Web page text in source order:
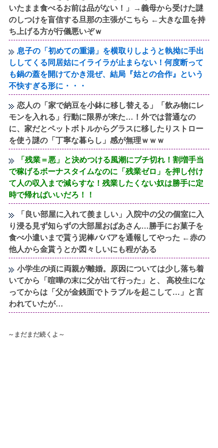
いたまま食べるお前は品がない！」→義母から受けた謎
のしつけを盲信する旦那の主張がこちら ←大きな皿を持
ち上げる方が行儀悪いぞｗ
息子の「初めての重湯」を横取りしようと執拗に手出
ししてくる同居姑にイライラが止まらない！何度断って
も鍋の蓋を開けてかき混ぜ、結局『姑との合作』という
不快すぎる形に・・・
恋人の「家で納豆を小鉢に移し替える」「飲み物にレ
モンを入れる」行動に限界が来た…！外では普通なの
に、家だとペットボトルからグラスに移したりストロー
を使う謎の「丁寧な暮らし」感が無理ｗｗｗ
「残業＝悪」と決めつける風潮にブチ切れ！割増手当
で稼げるボーナスタイムなのに「残業ゼロ」を押し付け
て人の収入まで減らすな！残業したくない奴は勝手に定
時で帰ればいいだろ！！
「良い部屋に入れて羨ましい」入院中の父の個室に入
り浸る見ず知らずの大部屋おばあさん…勝手にお菓子を
食べ小遣いまで貰う泥棒ババアを通報してやった ←赤の
他人から金貰うとか図々しいにも程がある
小学生の頃に両親が離婚。原因については少し落ち着
いてから「喧嘩の末に父が出て行った」と、 高校生にな
ってからは「父が金銭面でトラブルを起こして…」と言
われていたが…
～まだまだ続くよ～